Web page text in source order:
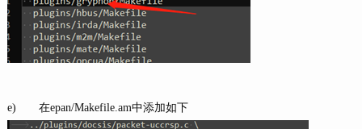
e) 在epan/Makefile.am中添加如下